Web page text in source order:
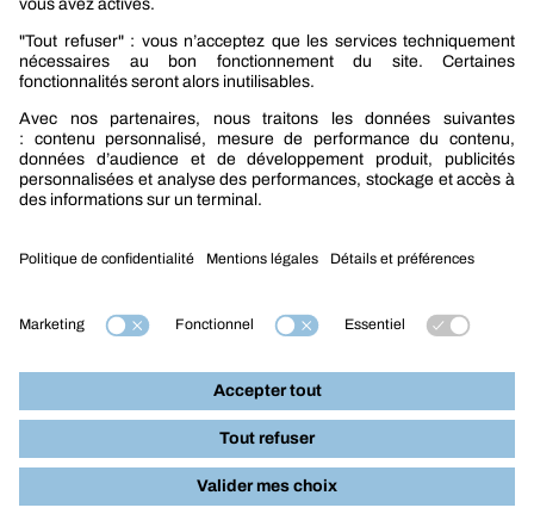
Nouveautés mobilité
Nouveautés construction
CARRIÈRES
NOTRE OFFRE
Entre vous et nous
Nous contacter
Mention légales
Nos produits par métiers :
ConstructionMobilitéIndustrie